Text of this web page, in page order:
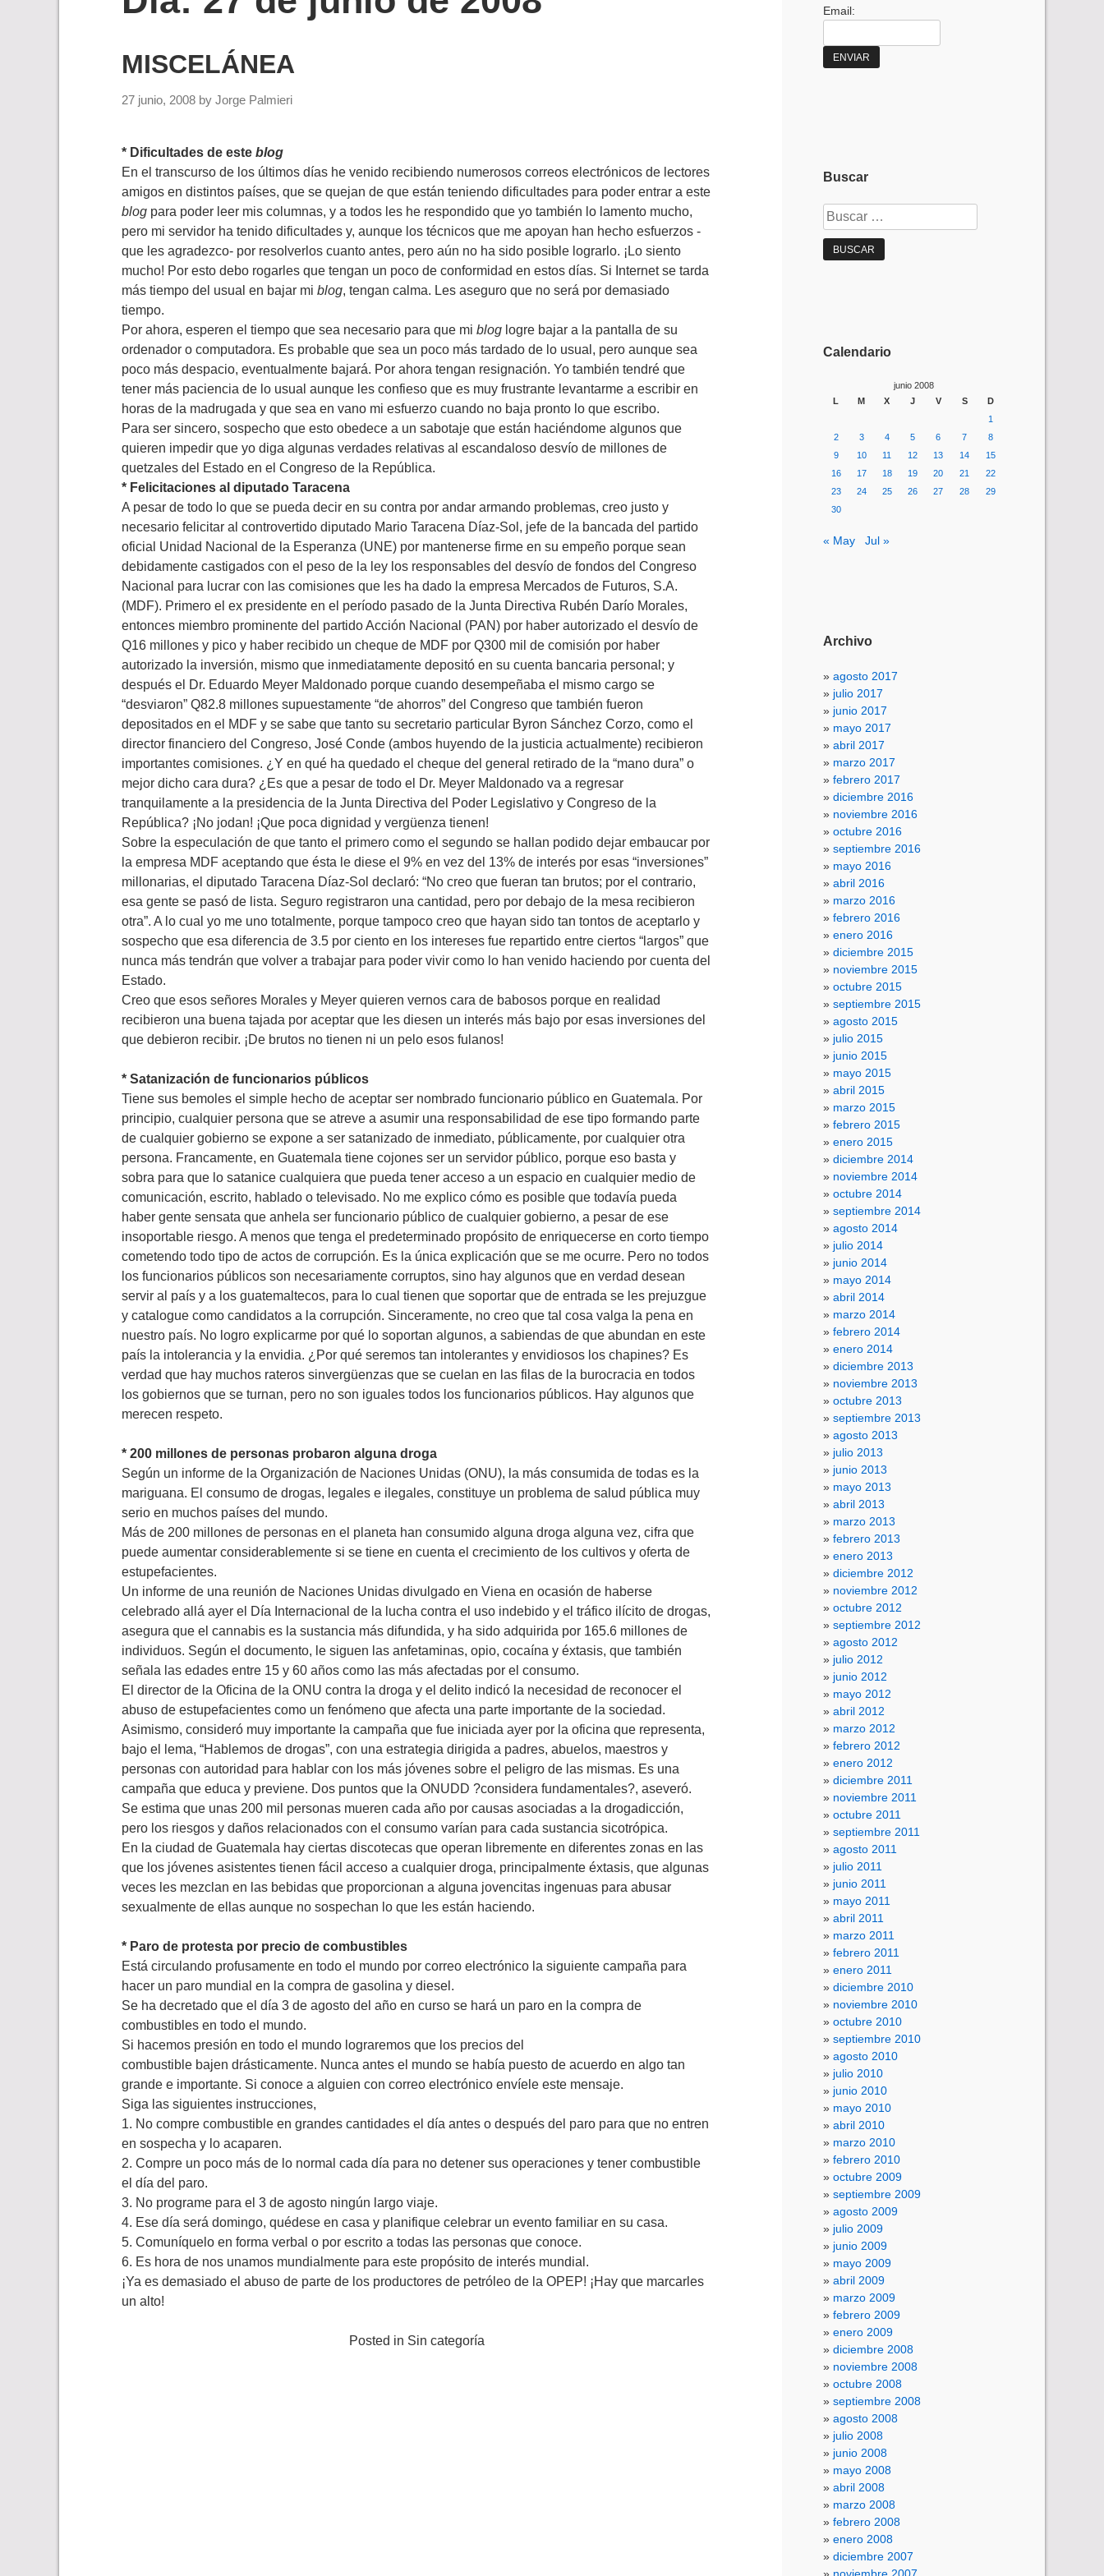
MISCELÁNEA
27 junio, 2008 by Jorge Palmieri
* Dificultades de este blog
En el transcurso de los últimos días he venido recibiendo numerosos correos electrónicos de lectores
amigos en distintos países, que se quejan de que están teniendo dificultades para poder entrar a este
blog para poder leer mis columnas, y a todos les he respondido que yo también lo lamento mucho,
pero mi servidor ha tenido dificultades y, aunque los técnicos que me apoyan han hecho esfuerzos -
que les agradezco- por resolverlos cuanto antes, pero aún no ha sido posible lograrlo. ¡Lo siento
mucho! Por esto debo rogarles que tengan un poco de conformidad en estos días. Si Internet se tarda
más tiempo del usual en bajar mi blog, tengan calma. Les aseguro que no será por demasiado
tiempo.
Por ahora, esperen el tiempo que sea necesario para que mi blog logre bajar a la pantalla de su
ordenador o computadora. Es probable que sea un poco más tardado de lo usual, pero aunque sea
poco más despacio, eventualmente bajará. Por ahora tengan resignación. Yo también tendré que
tener más paciencia de lo usual aunque les confieso que es muy frustrante levantarme a escribir en
horas de la madrugada y que sea en vano mi esfuerzo cuando no baja pronto lo que escribo.
Para ser sincero, sospecho que esto obedece a un sabotaje que están haciéndome algunos que
quieren impedir que yo diga algunas verdades relativas al escandaloso desvío de millones de
quetzales del Estado en el Congreso de la República.
* Felicitaciones al diputado Taracena
A pesar de todo lo que se pueda decir en su contra por andar armando problemas, creo justo y
necesario felicitar al controvertido diputado Mario Taracena Díaz-Sol, jefe de la bancada del partido
oficial Unidad Nacional de la Esperanza (UNE) por mantenerse firme en su empeño porque sean
debidamente castigados con el peso de la ley los responsables del desvío de fondos del Congreso
Nacional para lucrar con las comisiones que les ha dado la empresa Mercados de Futuros, S.A.
(MDF). Primero el ex presidente en el período pasado de la Junta Directiva Rubén Darío Morales,
entonces miembro prominente del partido Acción Nacional (PAN) por haber autorizado el desvío de
Q16 millones y pico y haber recibido un cheque de MDF por Q300 mil de comisión por haber
autorizado la inversión, mismo que inmediatamente depositó en su cuenta bancaria personal; y
después el Dr. Eduardo Meyer Maldonado porque cuando desempeñaba el mismo cargo se
“desviaron” Q82.8 millones supuestamente “de ahorros” del Congreso que también fueron
depositados en el MDF y se sabe que tanto su secretario particular Byron Sánchez Corzo, como el
director financiero del Congreso, José Conde (ambos huyendo de la justicia actualmente) recibieron
importantes comisiones. ¿Y en qué ha quedado el cheque del general retirado de la “mano dura” o
mejor dicho cara dura? ¿Es que a pesar de todo el Dr. Meyer Maldonado va a regresar
tranquilamente a la presidencia de la Junta Directiva del Poder Legislativo y Congreso de la
República? ¡No jodan! ¡Que poca dignidad y vergüenza tienen!
Sobre la especulación de que tanto el primero como el segundo se hallan podido dejar embaucar por
la empresa MDF aceptando que ésta le diese el 9% en vez del 13% de interés por esas “inversiones”
millonarias, el diputado Taracena Díaz-Sol declaró: “No creo que fueran tan brutos; por el contrario,
esa gente se pasó de lista. Seguro registraron una cantidad, pero por debajo de la mesa recibieron
otra”. A lo cual yo me uno totalmente, porque tampoco creo que hayan sido tan tontos de aceptarlo y
sospecho que esa diferencia de 3.5 por ciento en los intereses fue repartido entre ciertos “largos” que
nunca más tendrán que volver a trabajar para poder vivir como lo han venido haciendo por cuenta del
Estado.
Creo que esos señores Morales y Meyer quieren vernos cara de babosos porque en realidad
recibieron una buena tajada por aceptar que les diesen un interés más bajo por esas inversiones del
que debieron recibir. ¡De brutos no tienen ni un pelo esos fulanos!
* Satanización de funcionarios públicos
Tiene sus bemoles el simple hecho de aceptar ser nombrado funcionario público en Guatemala. Por
principio, cualquier persona que se atreve a asumir una responsabilidad de ese tipo formando parte
de cualquier gobierno se expone a ser satanizado de inmediato, públicamente, por cualquier otra
persona. Francamente, en Guatemala tiene cojones ser un servidor público, porque eso basta y
sobra para que lo satanice cualquiera que pueda tener acceso a un espacio en cualquier medio de
comunicación, escrito, hablado o televisado. No me explico cómo es posible que todavía pueda
haber gente sensata que anhela ser funcionario público de cualquier gobierno, a pesar de ese
insoportable riesgo. A menos que tenga el predeterminado propósito de enriquecerse en corto tiempo
cometendo todo tipo de actos de corrupción. Es la única explicación que se me ocurre. Pero no todos
los funcionarios públicos son necesariamente corruptos, sino hay algunos que en verdad desean
servir al país y a los guatemaltecos, para lo cual tienen que soportar que de entrada se les prejuzgue
y catalogue como candidatos a la corrupción. Sinceramente, no creo que tal cosa valga la pena en
nuestro país. No logro explicarme por qué lo soportan algunos, a sabiendas de que abundan en este
país la intolerancia y la envidia. ¿Por qué seremos tan intolerantes y envidiosos los chapines? Es
verdad que hay muchos rateros sinvergüenzas que se cuelan en las filas de la burocracia en todos
los gobiernos que se turnan, pero no son iguales todos los funcionarios públicos. Hay algunos que
merecen respeto.
* 200 millones de personas probaron alguna droga
Según un informe de la Organización de Naciones Unidas (ONU), la más consumida de todas es la
mariguana. El consumo de drogas, legales e ilegales, constituye un problema de salud pública muy
serio en muchos países del mundo.
Más de 200 millones de personas en el planeta han consumido alguna droga alguna vez, cifra que
puede aumentar considerablemente si se tiene en cuenta el crecimiento de los cultivos y oferta de
estupefacientes.
Un informe de una reunión de Naciones Unidas divulgado en Viena en ocasión de haberse
celebrado allá ayer el Día Internacional de la lucha contra el uso indebido y el tráfico ilícito de drogas,
asegura que el cannabis es la sustancia más difundida, y ha sido adquirida por 165.6 millones de
individuos. Según el documento, le siguen las anfetaminas, opio, cocaína y éxtasis, que también
señala las edades entre 15 y 60 años como las más afectadas por el consumo.
El director de la Oficina de la ONU contra la droga y el delito indicó la necesidad de reconocer el
abuso de estupefacientes como un fenómeno que afecta una parte importante de la sociedad.
Asimismo, consideró muy importante la campaña que fue iniciada ayer por la oficina que representa,
bajo el lema, “Hablemos de drogas”, con una estrategia dirigida a padres, abuelos, maestros y
personas con autoridad para hablar con los más jóvenes sobre el peligro de las mismas. Es una
campaña que educa y previene. Dos puntos que la ONUDD ?considera fundamentales?, aseveró.
Se estima que unas 200 mil personas mueren cada año por causas asociadas a la drogadicción,
pero los riesgos y daños relacionados con el consumo varían para cada sustancia sicotrópica.
En la ciudad de Guatemala hay ciertas discotecas que operan libremente en diferentes zonas en las
que los jóvenes asistentes tienen fácil acceso a cualquier droga, principalmente éxtasis, que algunas
veces les mezclan en las bebidas que proporcionan a alguna jovencitas ingenuas para abusar
sexualmente de ellas aunque no sospechan lo que les están haciendo.
* Paro de protesta por precio de combustibles
Está circulando profusamente en todo el mundo por correo electrónico la siguiente campaña para
hacer un paro mundial en la compra de gasolina y diesel.
Se ha decretado que el día 3 de agosto del año en curso se hará un paro en la compra de
combustibles en todo el mundo.
Si hacemos presión en todo el mundo lograremos que los precios del
combustible bajen drásticamente. Nunca antes el mundo se había puesto de acuerdo en algo tan
grande e importante. Si conoce a alguien con correo electrónico envíele este mensaje.
Siga las siguientes instrucciones,
1. No compre combustible en grandes cantidades el día antes o después del paro para que no entren
en sospecha y lo acaparen.
2. Compre un poco más de lo normal cada día para no detener sus operaciones y tener combustible
el día del paro.
3. No programe para el 3 de agosto ningún largo viaje.
4. Ese día será domingo, quédese en casa y planifique celebrar un evento familiar en su casa.
5. Comuníquelo en forma verbal o por escrito a todas las personas que conoce.
6. Es hora de nos unamos mundialmente para este propósito de interés mundial.
¡Ya es demasiado el abuso de parte de los productores de petróleo de la OPEP! ¡Hay que marcarles
un alto!
Posted in Sin categoría
Email:
Buscar
Buscar:
Calendario
junio 2008
L
M X J V S
D
1
2
3 4 5 6 7
8
9
10 11 12 13 14
15
16
17 18 19 20 21
22
23
24 25 26 27 28
29
30
« May Jul »
Archivo
agosto 2017
julio 2017
junio 2017
mayo 2017
abril 2017
marzo 2017
febrero 2017
diciembre 2016
noviembre 2016
octubre 2016
septiembre 2016
mayo 2016
abril 2016
marzo 2016
febrero 2016
enero 2016
diciembre 2015
noviembre 2015
octubre 2015
septiembre 2015
agosto 2015
julio 2015
junio 2015
mayo 2015
abril 2015
marzo 2015
febrero 2015
enero 2015
diciembre 2014
noviembre 2014
octubre 2014
septiembre 2014
agosto 2014
julio 2014
junio 2014
mayo 2014
abril 2014
marzo 2014
febrero 2014
enero 2014
diciembre 2013
noviembre 2013
octubre 2013
septiembre 2013
agosto 2013
julio 2013
junio 2013
mayo 2013
abril 2013
marzo 2013
febrero 2013
enero 2013
diciembre 2012
noviembre 2012
octubre 2012
septiembre 2012
agosto 2012
julio 2012
junio 2012
mayo 2012
abril 2012
marzo 2012
febrero 2012
enero 2012
diciembre 2011
noviembre 2011
octubre 2011
septiembre 2011
agosto 2011
julio 2011
junio 2011
mayo 2011
abril 2011
marzo 2011
febrero 2011
enero 2011
diciembre 2010
noviembre 2010
octubre 2010
septiembre 2010
agosto 2010
julio 2010
junio 2010
mayo 2010
abril 2010
marzo 2010
febrero 2010
octubre 2009
septiembre 2009
agosto 2009
julio 2009
junio 2009
mayo 2009
abril 2009
marzo 2009
febrero 2009
enero 2009
diciembre 2008
noviembre 2008
octubre 2008
septiembre 2008
agosto 2008
julio 2008
junio 2008
mayo 2008
abril 2008
marzo 2008
febrero 2008
enero 2008
diciembre 2007
noviembre 2007